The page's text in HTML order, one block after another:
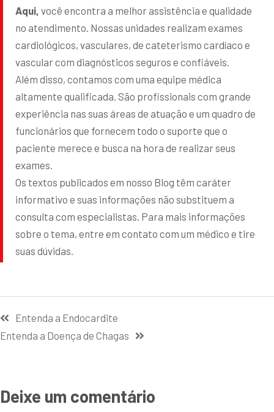
Aqui, você encontra a melhor assistência e qualidade
no atendimento. Nossas unidades realizam exames
cardiológicos, vasculares, de cateterismo cardíaco e
vascular com diagnósticos seguros e confiáveis.
Além disso, contamos com uma equipe médica
altamente qualificada. São profissionais com grande
experiência nas suas áreas de atuação e um quadro de
funcionários que fornecem todo o suporte que o
paciente merece e busca na hora de realizar seus
exames.
Os textos publicados em nosso Blog têm caráter
informativo e suas informações não substituem a
consulta com especialistas. Para mais informações
sobre o tema, entre em contato com um médico e tire
suas dúvidas.
Entenda a Endocardite
Entenda a Doença de Chagas
Deixe um comentário